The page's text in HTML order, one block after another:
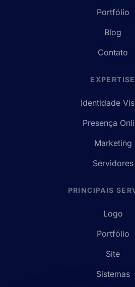
Portfólio
Blog
Contato
EXPERTISE
Identidade
Presença
Marketing
Servidores
PRINCIPAIS
Logo
Portfólio
Site
Sistemas